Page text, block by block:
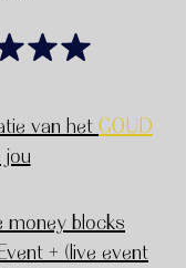
van het GOUD
jou
money blocks
+ (live event